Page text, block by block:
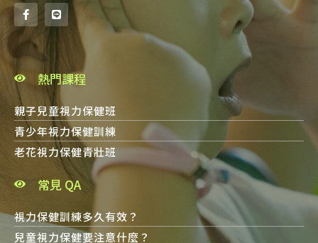
熱門課程
親子兒童視力保健班
青少年視力保健訓練
老花視力保健青壯班
常見 QA
視力保健訓練多久有效？
兒童視力保健要注意什麼？